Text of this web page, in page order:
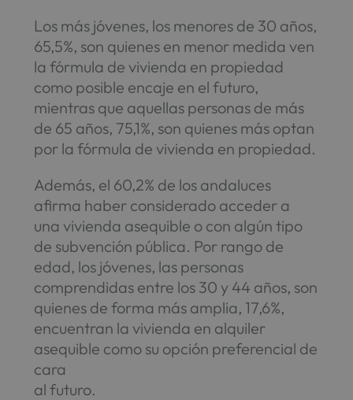
Los más jóvenes, los menores de 30 años,
65,5%, son quienes en menor medida ven
la fórmula de vivienda en propiedad
como posible encaje en el futuro,
mientras que aquellas personas de más
de 65 años, 75,1%, son quienes más optan
por la fórmula de vivienda en propiedad.
Además, el 60,2% de los andaluces
afirma haber considerado acceder a
una vivienda asequible o con algún tipo
de subvención pública. Por rango de
edad, los jóvenes, las personas
comprendidas entre los 30 y 44 años, son
quienes de forma más amplia, 17,6%,
encuentran la vivienda en alquiler
asequible como su opción preferencial de
cara
al futuro.